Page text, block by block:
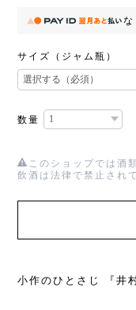
な
サイズ（ジャム瓶）
数量
このショップでは酒
飲酒は法律で禁止され
小作のひとさじ 『井